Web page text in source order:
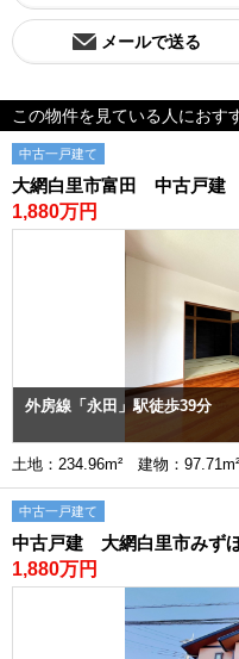
メールで送る
この物件を見ている人におす
中古一戸建て
大網白里市富田 中古戸建
1,880万円
外房線「永田」駅徒歩39分
土地：234.96m² 建物：
中古一戸建て
中古戸建 大網白里市みず
1,880万円